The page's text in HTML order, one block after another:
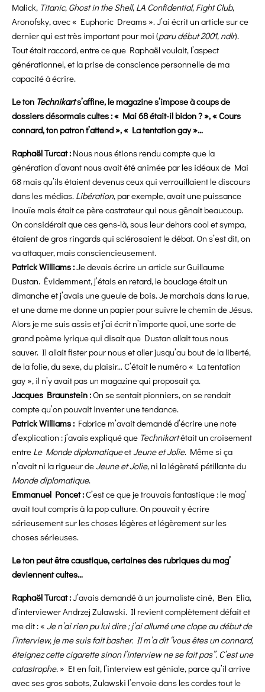
Malick, Titanic, Ghost in the Shell, LA Confidential, Fight Club,
Aronofsky, avec « Euphoric Dreams ». J’ai écrit un article sur ce
dernier qui est très important pour moi (paru début 2001, ndlr).
Tout était raccord, entre ce que Raphaël voulait, l’aspect
générationnel, et la prise de conscience personnelle de ma
capacité à écrire.
Le ton Technikarts’affine, le magazine s’impose à coups de
dossiers désormais cultes : « Mai 68 était-il bidon ? », « Cours
connard, ton patron t’attend », « La tentation gay »…
Raphaël Turcat : Nous nous étions rendu compte que la
génération d’avant nous avait été animée par les idéaux de Mai
68 mais qu’ils étaient devenus ceux qui verrouillaient le discours
dans les médias. Libération, par exemple, avait une puissance
inouïe mais était ce père castrateur qui nous gênait beaucoup.
On considérait que ces gens-là, sous leur dehors cool et sympa,
étaient de gros ringards qui sclérosaient le débat. On s’est dit, on
va attaquer, mais consciencieusement.
Patrick Williams :Je devais écrire un article sur Guillaume
Dustan. Évidemment, j’étais en retard, le bouclage était un
dimanche et j’avais une gueule de bois. Je marchais dans la rue,
et une dame me donne un papier pour suivre le chemin de Jésus.
Alors je me suis assis et j’ai écrit n’importe quoi, une sorte de
grand poème lyrique qui disait que Dustan allait tous nous
sauver. Il allait fister pour nous et aller jusqu’au bout de la liberté,
de la folie, du sexe, du plaisir… C’était le numéro « La tentation
gay », il n’y avait pas un magazine qui proposait ça.
Jacques Braunstein :On se sentait pionniers, on se rendait
compte qu’on pouvait inventer une tendance.
Patrick Williams : Fabrice m’avait demandé d’écrire une note
d’explication : j’avais expliqué que Technikartétait un croisement
entre Le Monde diplomatiqueetJeune et Jolie. Même si ça
n’avait ni la rigueur deJeune et Jolie, ni la légèreté pétillante du
Monde diplomatique.
Emmanuel Poncet :C’est ce que je trouvais fantastique : le mag’
avait tout compris à la pop culture. On pouvait y écrire
sérieusement sur les choses légères et légèrement sur les
choses sérieuses.
Le ton peut être caustique, certaines des rubriques du mag’
deviennent cultes…
Raphaël Turcat :J’avais demandé à un journaliste ciné, Ben Elia,
d’interviewer Andrzej Zulawski. Il revient complètement défait et
me dit : « Je n’ai rien pu lui dire ; j’ai allumé une clope au début de
l’interview, je me suis fait basher. Il m’a dit “vous êtes un connard,
éteignez cette cigarette sinon l’interview ne se fait pas”. C’est une
catastrophe. » Et en fait, l’interview est géniale, parce qu’il arrive
avec ses gros sabots, Zulawski l’envoie dans les cordes tout le